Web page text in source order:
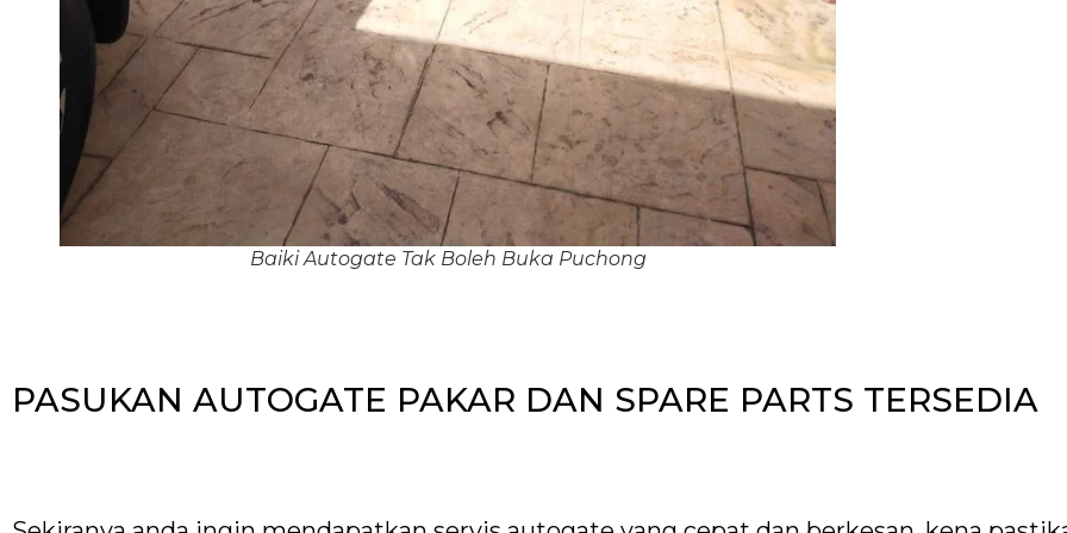
Baiki Autogate Tak Boleh Buka Puchong
PASUKAN AUTOGATE PAKAR DAN SPARE PARTS TERSEDIA